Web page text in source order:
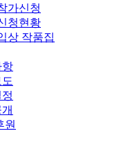
가신청
청현황
상 작품집
항
원